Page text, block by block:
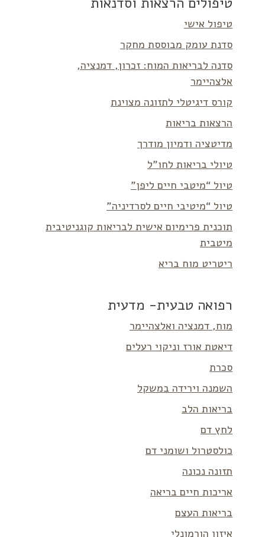
טיפול אישי
סדנת עומק מבוססת מחקר
סדנה לבריאות המוח: זכרון, דמנציה,
אלצהיימר
קורס דיגיטלי לתזונה מצוינת
הרצאות בריאות
מדיטציה ודמיון מודרך
טיולי בריאות לחו”ל
טיול “מיטבי חיים ליפן”
טיול “מיטיבי חיים לסרדיניה”
תוכנית פרימיום אישית לבריאות קוגניטיבית
מיטבית
ריטריט מוח בריא
רפואה טבעית- מדעית
מוח, דמנציה ואלצהיימר
דיאטת אורז וניקוי רעלים
סכרת
השמנה וירידה במשקל
בריאות הלב
לחץ דם
כולסטרול ושומני דם
תזונה נכונה
אריכות חיים בריאה
בריאות העצם
איזון הורמונלי